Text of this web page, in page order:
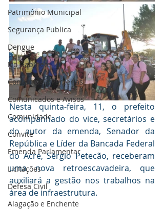
Patrimônio Municipal
Segurança Publica
Dengue
No Gabinete
Convênios e Parcerias
Comunicados e Avisos
Comunidade
Convite
Emenda Parlamentar
Licitações
Defesa Civil
Alagação e Enchente
Nesta quinta-feira, 11, o prefeito
acompanhado do vice, secretários e
do autor da emenda, Senador da
República e Líder da Bancada Federal
do Acre, Sérgio Petecão, receberam
uma nova retroescavadeira, que
auxiliará a gestão nos trabalhos na
área de infraestrutura.